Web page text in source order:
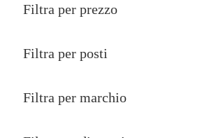
Filtra per prezzo
Filtra per posti
Filtra per marchio